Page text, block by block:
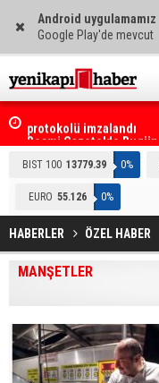
Android uygulamamız
Google Play'de mevcut
Resmi Gazete'de Bugün
BIST 100 13779.39 0%
EURO 55.126 0%
HABERLER ÖZEL HABER
MANŞETLER